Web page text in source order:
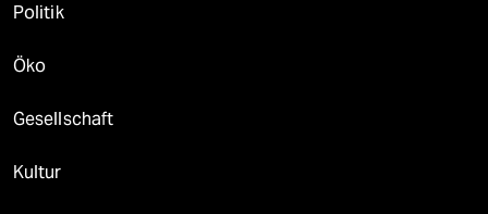
Politik
Öko
Gesellschaft
Kultur